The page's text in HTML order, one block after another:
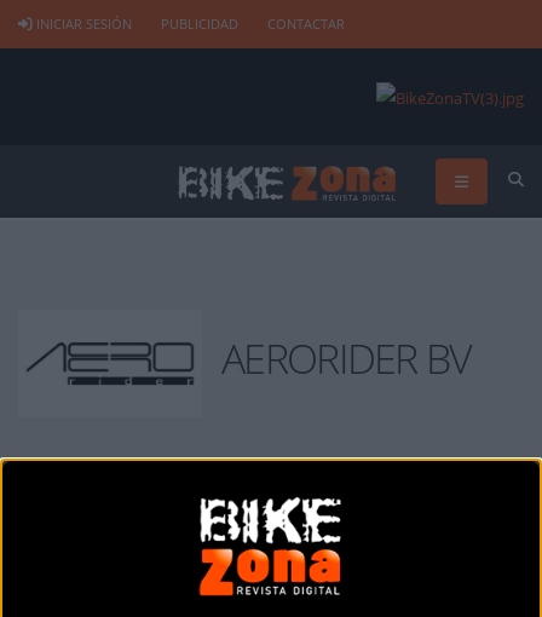
INICIAR SESIÓN PUBLICIDAD CONTACTAR
AERORIDER BV
La empresa está gestionada por el co-fundador Bart DeWert. El
equipo está formado por jóvenes profesionales y estudiantes